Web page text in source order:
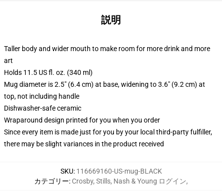
説明
Taller body and wider mouth to make room for more drink and more
art
Holds 11.5 US fl. oz. (340 ml)
Mug diameter is 2.5" (6.4 cm) at base, widening to 3.6" (9.2 cm) at
top, not including handle
Dishwasher-safe ceramic
Wraparound design printed for you when you order
Since every item is made just for you by your local third-party fulfiller,
there may be slight variances in the product received
SKU: 116669160-US-mug-BLACK
カテゴリー: Crosby, Stills, Nash & Young ログイン,